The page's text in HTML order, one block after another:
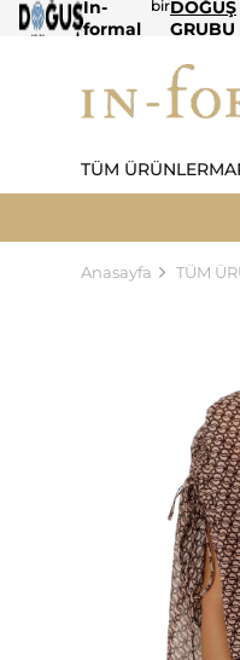
In-
formal
birDOĞUŞ
GRUBU
TÜM ÜRÜNLER
Anasayfa TÜM